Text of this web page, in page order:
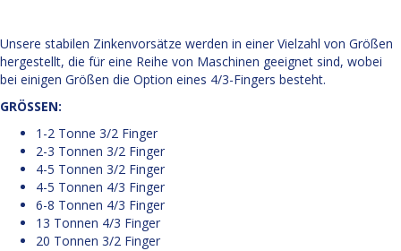
Unsere stabilen Zinkenvorsätze werden in einer Vielzahl von Größen
hergestellt, die für eine Reihe von Maschinen geeignet sind, wobei
bei einigen Größen die Option eines 4/3-Fingers besteht.
GRÖSSEN:
1-2 Tonne 3/2 Finger
2-3 Tonnen 3/2 Finger
4-5 Tonnen 3/2 Finger
4-5 Tonnen 4/3 Finger
6-8 Tonnen 4/3 Finger
13 Tonnen 4/3 Finger
20 Tonnen 3/2 Finger